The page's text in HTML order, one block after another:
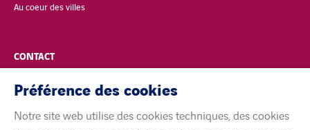
Au coeur des villes
CONTACT
POLITIQUE DE CONFIDENTIALITÉ
MENTIONS LÉGALES
Préférence des cookies
Notre site web utilise des cookies techniques, des cookies